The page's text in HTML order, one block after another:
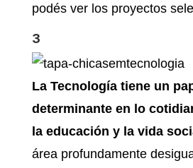
podés ver los proyectos
3
La Tecnología tiene un
determinante en lo
la educación y la vida
área profundamente